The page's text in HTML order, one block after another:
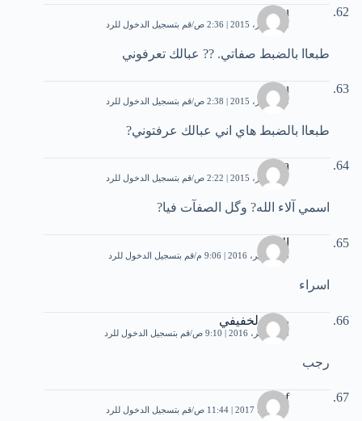
Lulu
2 ديسمبر، 2015 | 2:36 ص قم بتسجيل الدخول للرد
طبعاا بالضبط صفاتي. ?? عبالك تعرفوني
Lulu
2 ديسمبر، 2015 | 2:38 ص قم بتسجيل الدخول للرد
طبعاا بالضبط هاي اني عبالك عرفتوني?
Alaa
7 ديسمبر، 2015 | 2:22 ص قم بتسجيل الدخول للرد
اسمي آلاء الله? وگل الصفآت فيا?
الاء
28 سبتمبر، 2016 | 9:06 م قم بتسجيل الدخول للرد
اسراء
رجب لخفيفي
15 نوفمبر، 2016 | 9:10 ص قم بتسجيل الدخول للرد
رجب
rahaf
11 يونيو، 2017 | 11:44 ص قم بتسجيل الدخول للرد